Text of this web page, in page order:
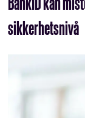
sikkerhetsnivå